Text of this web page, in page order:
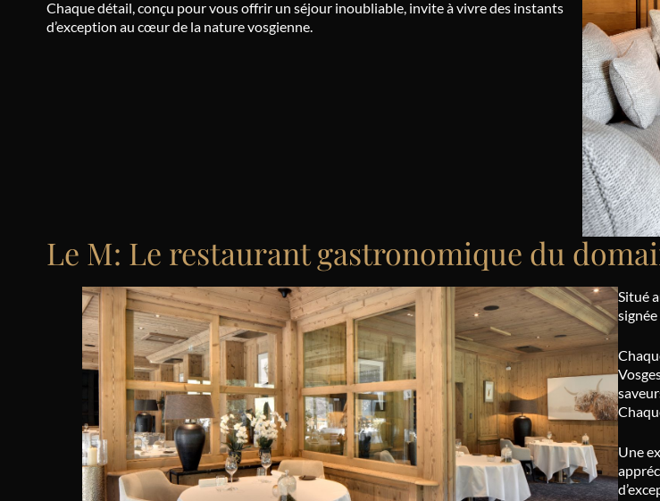
Chaque détail, conçu pour vous offrir un séjour inoubliable, invite à vivre des instants
d’exception au cœur de la nature vosgienne.
Le M: Le restaurant gastronomique du
Situé
Une